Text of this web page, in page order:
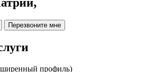
Перезвоните мне
профиль)